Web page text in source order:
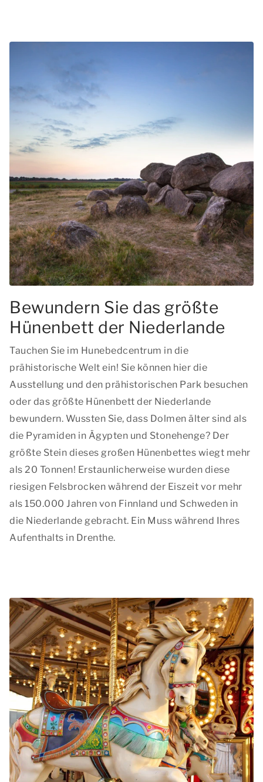
Bewundern Sie das größte
Hünenbett der Niederlande
Tauchen Sie im Hunebedcentrum in die
prähistorische Welt ein! Sie können hier die
Ausstellung und den prähistorischen Park besuchen
oder das größte Hünenbett der Niederlande
bewundern. Wussten Sie, dass Dolmen älter sind als
die Pyramiden in Ägypten und Stonehenge? Der
größte Stein dieses großen Hünenbettes wiegt mehr
als 20 Tonnen! Erstaunlicherweise wurden diese
riesigen Felsbrocken während der Eiszeit vor mehr
als 150.000 Jahren von Finnland und Schweden in
die Niederlande gebracht. Ein Muss während Ihres
Aufenthalts in Drenthe.